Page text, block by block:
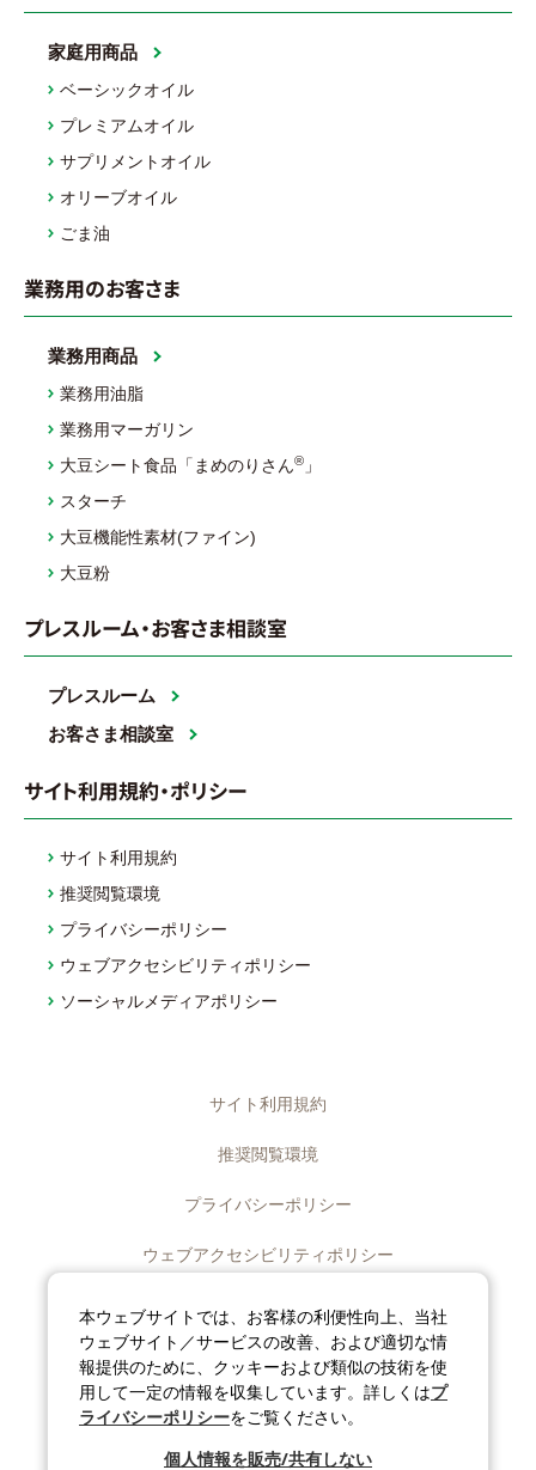
家庭用商品
ベーシックオイル
プレミアムオイル
サプリメントオイル
オリーブオイル
ごま油
業務用のお客さま
業務用商品
業務用油脂
業務用マーガリン
大豆シート食品「まめのりさん® 」
スターチ
大豆機能性素材(ファイン)
大豆粉
プレスルーム・お客さま相談室
プレスルーム
お客さま相談室
サイト利用規約・ポリシー
サイト利用規約
推奨閲覧環境
プライバシーポリシー
ウェブアクセシビリティポリシー
ソーシャルメディアポリシー
サイト利用規約
推奨閲覧環境
プライバシーポリシー
ウェブアクセシビリティポリシー
ディスクロージャーポリシー
ソーシャルメディアポリシー
サイトマップ
©J-OIL MILLS, INC. All rights reserved.
本ウェブサイトでは、お客様の利便性向上、当社
ウェブサイト／サービスの改善、および適切な情
報提供のために、クッキーおよび類似の技術を使
用して一定の情報を収集しています。詳しくはプ
ライバシーポリシーをご覧ください。
個人情報を販売/共有しない